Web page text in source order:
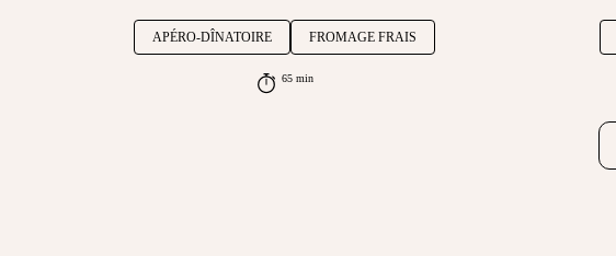
APÉRO-DÎNATOIRE FROMAGE FRAIS
65 min